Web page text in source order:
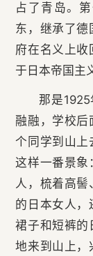
占了青岛。
东，继承了德
府在名义上收
于日本帝国主
那是
融融，学校后
个同学到山上
这样一番景象
人，梳着高髻
的日本女人，
裙子和短裤的
地来到山上，